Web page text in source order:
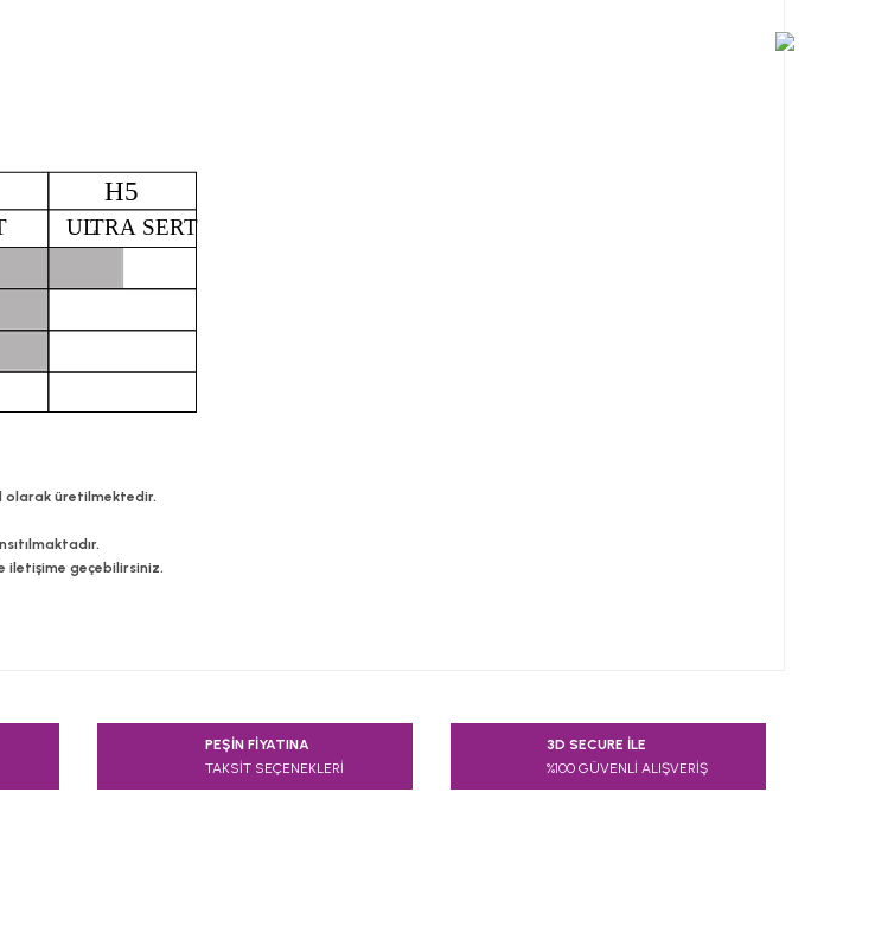
olarak üretilmektedir.
iletişime geçebilirsiniz.
noktaları öneri formunu kullanarak tarafımıza iletebilirsiniz.
PEŞİN FİYATINA
TAKSİT SEÇENEKLERİ
3D SECURE İLE
%100 GÜVENLİ ALIŞVERİŞ